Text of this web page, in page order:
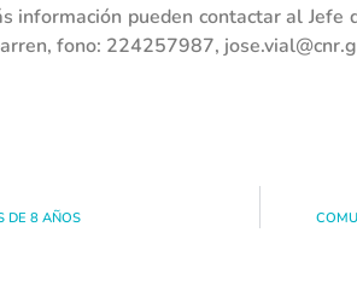
información pueden contactar al
fono: 224257987,
DE 8 AÑOS